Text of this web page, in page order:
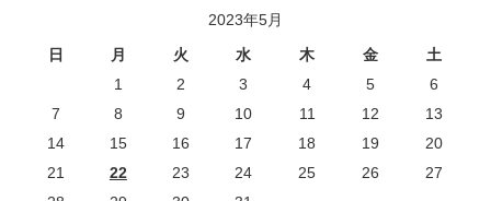
2023年5月
日
月 火 水 木 金
土
1
2 3 4 5
6
7
8 9 10 11 12
13
14
15 16 17 18 19
20
21
22 23 24 25 26
27